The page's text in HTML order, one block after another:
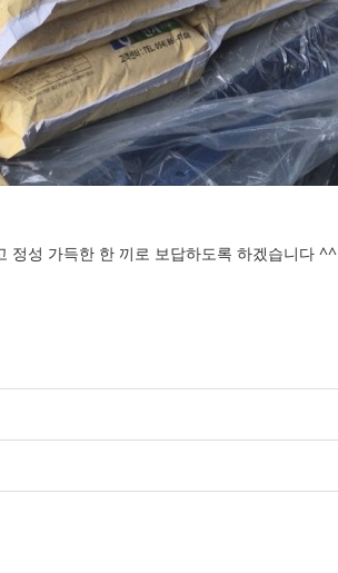
정성 가득한 한 끼로 보답하도록 하겠습니다 ^^